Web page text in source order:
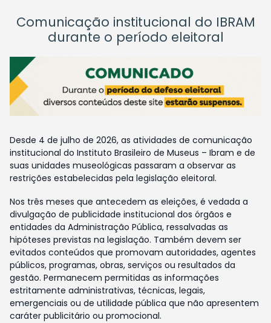
Comunicação institucional do IBRAM
durante o período eleitoral
Desde 4 de julho de 2026, as atividades de comunicação
institucional do Instituto Brasileiro de Museus – Ibram e de
suas unidades museológicas passaram a observar as
restrições estabelecidas pela legislação eleitoral.
Nos três meses que antecedem as eleições, é vedada a
divulgação de publicidade institucional dos órgãos e
entidades da Administração Pública, ressalvadas as
hipóteses previstas na legislação. Também devem ser
evitados conteúdos que promovam autoridades, agentes
públicos, programas, obras, serviços ou resultados da
gestão. Permanecem permitidas as informações
estritamente administrativas, técnicas, legais,
emergenciais ou de utilidade pública que não apresentem
caráter publicitário ou promocional.